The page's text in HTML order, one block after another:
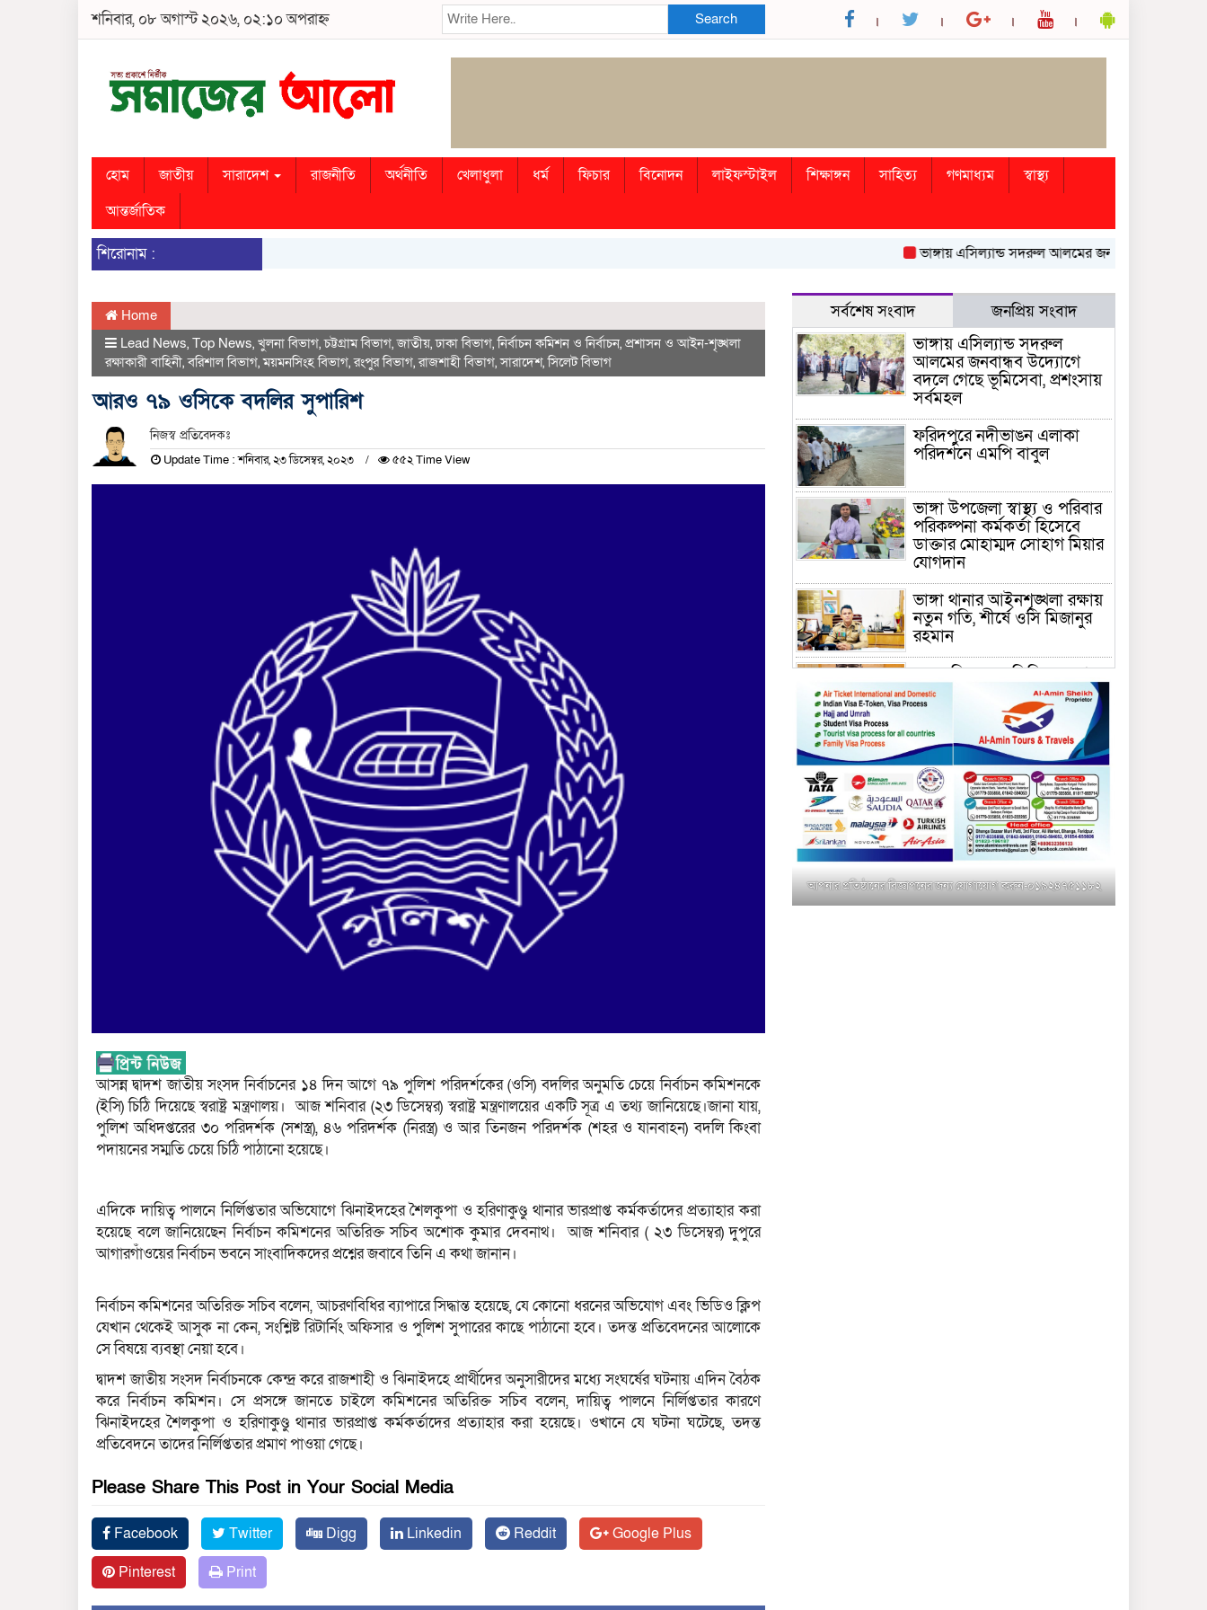
শনিবার, ০৮ অগাস্ট ২০২৬, ০২:১০ অপরাহ্ন Search
হোম জাতীয় সারাদেশ রাজনীতি অর্থনীতি খেলাধুলা ধর্ম ফিচার বিনোদন লাইফস্টাইল শিক্ষাঙ্গন সাহিত্য গণমাধ্যম
স্বাস্থ্য
আন্তর্জাতিক
শিরোনাম : ভাঙ্গায় এসিল্যান্ড সদরুল আলমের জনবান্ধব উদ্যোগে বদলে
Home
Lead News, Top News, খুলনা বিভাগ,চট্টগ্রাম বিভাগ,জাতীয়,ঢাকা বিভাগ,নির্বাচন কমিশন ও নির্বাচন, প্রশাসন ও আইন-শৃঙ্খলা
রক্ষাকারী বাহিনী,বরিশাল বিভাগ,ময়মনসিংহ বিভাগ,রংপুর বিভাগ,রাজশাহী বিভাগ,সারাদেশ,সিলেট বিভাগ
আরও ৭৯ ওসিকে বদলির সুপারিশ
নিজস্ব প্রতিবেদকঃ
Update Time : শনিবার, ২৩ ডিসেম্বর, ২০২৩ ৫৫২ Time View
আসন্ন দ্বাদশ জাতীয় সংসদ নির্বাচনের ১৪ দিন আগে ৭৯ পুলিশ পরিদর্শকের (ওসি) বদলির অনুমতি চেয়ে নির্বাচন কমিশনকে
(ইসি) চিঠি দিয়েছে স্বরাষ্ট্র মন্ত্রণালয়। আজ শনিবার (২৩ ডিসেম্বর) স্বরাষ্ট্র মন্ত্রণালয়ের একটি সূত্র এ তথ্য জানিয়েছে।জানা যায়,
পুলিশ অধিদপ্তরের ৩০ পরিদর্শক (সশস্ত্র), ৪৬ পরিদর্শক (নিরস্ত্র) ও আর তিনজন পরিদর্শক (শহর ও যানবাহন) বদলি কিংবা
পদায়নের সম্মতি চেয়ে চিঠি পাঠানো হয়েছে।
এদিকে দায়িত্ব পালনে নির্লিপ্ততার অভিযোগে ঝিনাইদহের শৈলকুপা ও হরিণাকুণ্ডু থানার ভারপ্রাপ্ত কর্মকর্তাদের প্রত্যাহার করা
হয়েছে বলে জানিয়েছেন নির্বাচন কমিশনের অতিরিক্ত সচিব অশোক কুমার দেবনাথ। আজ শনিবার ( ২৩ ডিসেম্বর) দুপুরে
আগারগাঁওয়ের নির্বাচন ভবনে সাংবাদিকদের প্রশ্নের জবাবে তিনি এ কথা জানান।
নির্বাচন কমিশনের অতিরিক্ত সচিব বলেন, আচরণবিধির ব্যাপারে সিদ্ধান্ত হয়েছে, যে কোনো ধরনের অভিযোগ এবং ভিডিও ক্লিপ
যেখান থেকেই আসুক না কেন, সংশ্লিষ্ট রিটার্নিং অফিসার ও পুলিশ সুপারের কাছে পাঠানো হবে। তদন্ত প্রতিবেদনের আলোকে
সে বিষয়ে ব্যবস্থা নেয়া হবে।
দ্বাদশ জাতীয় সংসদ নির্বাচনকে কেন্দ্র করে রাজশাহী ও ঝিনাইদহে প্রার্থীদের অনুসারীদের মধ্যে সংঘর্ষের ঘটনায় এদিন বৈঠক
করে নির্বাচন কমিশন। সে প্রসঙ্গে জানতে চাইলে কমিশনের অতিরিক্ত সচিব বলেন, দায়িত্ব পালনে নির্লিপ্ততার কারণে
ঝিনাইদহের শৈলকুপা ও হরিণাকুণ্ডু থানার ভারপ্রাপ্ত কর্মকর্তাদের প্রত্যাহার করা হয়েছে। ওখানে যে ঘটনা ঘটেছে, তদন্ত
প্রতিবেদনে তাদের নির্লিপ্ততার প্রমাণ পাওয়া গেছে।
Please Share This Post in Your Social Media
Facebook Twitter Digg Linkedin Reddit
Google Plus
Pinterest
Print
সর্বশেষ সংবাদ জনপ্রিয় সংবাদ
ভাঙ্গায় এসিল্যান্ড সদরুল
আলমের জনবান্ধব উদ্যোগে
বদলে গেছে ভূমিসেবা, প্রশংসায়
সর্বমহল
ফরিদপুরে নদীভাঙন এলাকা
পরিদর্শনে এমপি বাবুল
ভাঙ্গা উপজেলা স্বাস্থ্য ও পরিবার
পরিকল্পনা কর্মকর্তা হিসেবে
ডাক্তার মোহাম্মদ সোহাগ মিয়ার
যোগদান
ভাঙ্গা থানার আইনশৃঙ্খলা রক্ষায়
নতুন গতি, শীর্ষে ওসি মিজানুর
রহমান
ময়মনসিংহের অতিরিক্ত জেলা
প্রশাসক (রাজস্ব) আজিম উদ্দিন
ভূমি মন্ত্রণালয়ে পদায়ন
সাবেক এমপির প্রেস সেক্রেটারি
রফিকের ক্ষমতার দাপট ও গণ-
অসন্তোষের তথ্য গায়েব করে
ত্রিশাল থানার সাজানো রিপোর্ট
মুক্তাগাছায় জুলাই শহীদ
সামিদের কবর জিয়ারত ও পৌর
কমিটির কার্যক্রম শুরু
শহিদুল ইসলাম বাবুলের হাত
আপনার প্রতিষ্ঠানের বিজ্ঞাপনের জন্য যোগাযোগ করুন-০১৯২৪৭৫১১৮২